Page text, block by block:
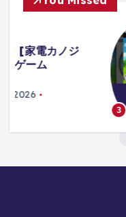
ゲーム
3D
たレ
の思
9